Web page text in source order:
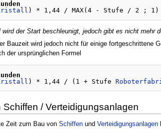
) * 1,44 / MAX(4 - Stufe / 2 ;
der Start beschleunigt, jedoch gibt es nicht mehr
Bauzeit wird jedoch nicht für einige fortgeschrittene
der ursprünglichen Formel
) * 1,44 / (1 + Stufe
Schiffen / Verteidigungsanlagen
Zeit zum Bau von Schiffenund Verteidigungsanlagen